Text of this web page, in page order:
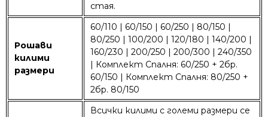
стая.
Рошави
килими
размери
60/110 | 60/150 | 60/250 | 80/150 |
80/250 | 100/200 | 120/180 | 140/200 |
160/230 | 200/250 | 200/300 | 240/350
| Комплект Спалня: 60/250 + 2бр.
60/150 | Комплект Спалня: 80/250 +
2бр. 80/150
Всички килими с големи размери се